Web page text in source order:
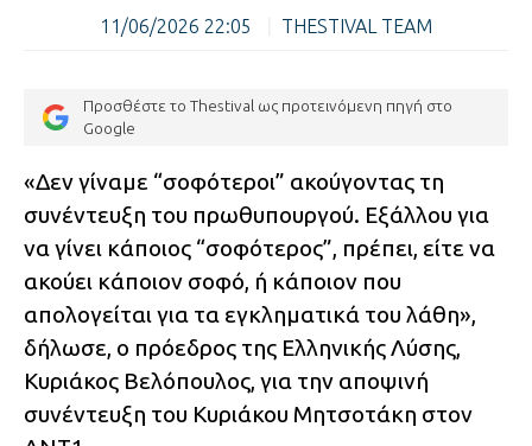
11/06/2026 22:05 THESTIVAL TEAM
Προσθέστε το Thestival ως προτεινόμενη πηγή στο
Google
«Δεν γίναμε “σοφότεροι” ακούγοντας τη
συνέντευξη του πρωθυπουργού. Εξάλλου για
να γίνει κάποιος “σοφότερος”, πρέπει, είτε να
ακούει κάποιον σοφό, ή κάποιον που
απολογείται για τα εγκληματικά του λάθη»,
δήλωσε, ο πρόεδρος της Ελληνικής Λύσης,
Κυριάκος Βελόπουλος, για την αποψινή
συνέντευξη του Κυριάκου Μητσοτάκη στον